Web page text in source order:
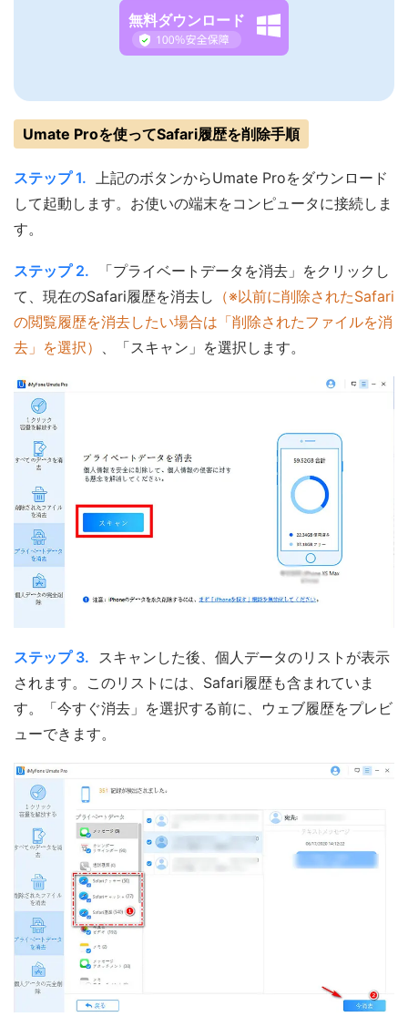
無料ダウンロード
Umate Proを使ってSafari履歴を削除手順
ステップ 1. 上記のボタンからUmate Proをダウンロード
して起動します。お使いの端末をコンピュータに接続しま
す。
ステップ 2.
「プライベートデータを消去」をクリックし
て、現在のSafari履歴を消去し （※以前に削除されたSafari
の閲覧履歴を消去したい場合は「削除されたファイルを消
去」を選択） 、「スキャン」を選択します。
ステップ 3.
スキャンした後、個人データのリストが表示
されます。このリストには、Safari履歴も含まれていま
す。「今すぐ消去」を選択する前に、ウェブ履歴をプレビ
ューできます。